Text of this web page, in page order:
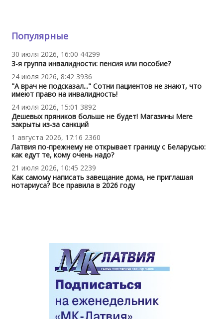
Популярные
30 июля 2026, 16:00 44299
3-я группа инвалидности: пенсия или пособие?
24 июля 2026, 8:42 3936
"А врач не подсказал..." Сотни пациентов не знают, что
имеют право на инвалидность!
24 июля 2026, 15:01 3892
Дешевых пряников больше не будет! Магазины Mere
закрыты из-за санкций
1 августа 2026, 17:16 2360
Латвия по-прежнему не открывает границу с Беларусью:
как едут те, кому очень надо?
21 июля 2026, 10:45 2239
Как самому написать завещание дома, не приглашая
нотариуса? Все правила в 2026 году